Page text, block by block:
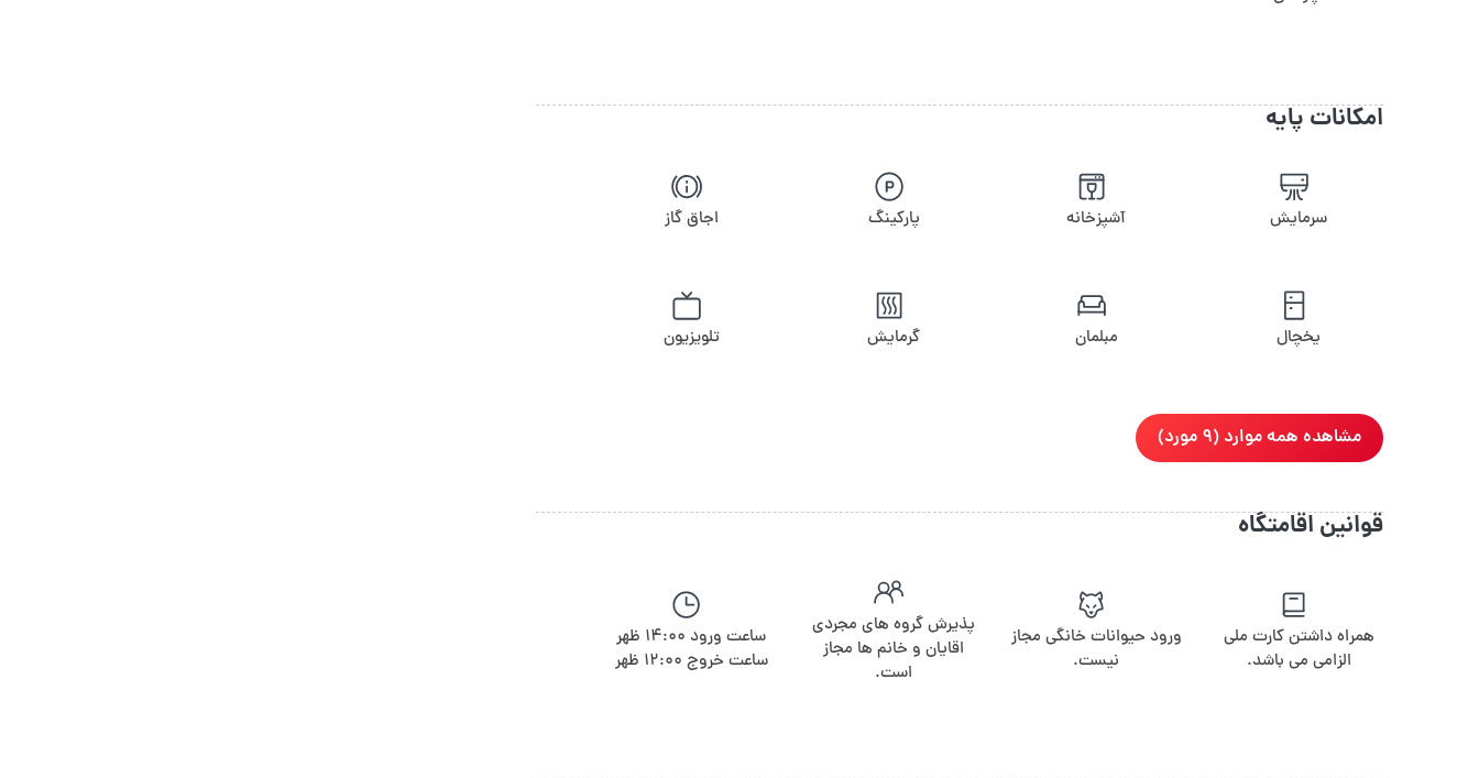
امکانات پایه
سرمایش آشپزخانه پارکینگ اجاق گاز
یخچال مبلمان گرمایش تلویزیون
مشاهده همه موارد (9 مورد)
قوانین اقامتگاه
همراه داشتن کارت ملی
الزامی می باشد.
ورود حیوانات خانگی مجاز
نیست.
پذیرش گروه های مجردی
اقایان و خانم ها مجاز
است.
ساعت ورود 14:00 ظهر
ساعت خروج 12:00 ظهر